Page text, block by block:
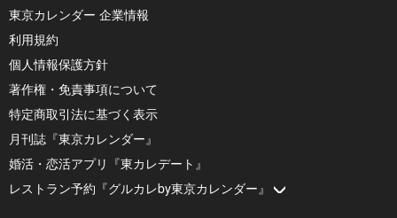
東京カレンダー 企業情報
利用規約
個人情報保護方針
著作権・免責事項について
特定商取引法に基づく表示
月刊誌『東京カレンダー』
婚活・恋活アプリ『東カレデート』
レストラン予約『グルカレby東京カレンダー』